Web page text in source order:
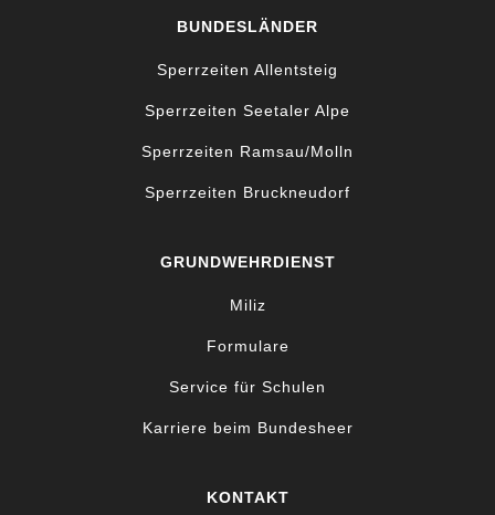
BUNDESLÄNDER
Sperrzeiten Allentsteig
Sperrzeiten Seetaler Alpe
Sperrzeiten Ramsau/Molln
Sperrzeiten Bruckneudorf
GRUNDWEHRDIENST
Miliz
Formulare
Service für Schulen
Karriere beim Bundesheer
KONTAKT